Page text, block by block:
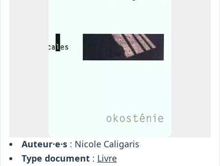
Auteur·e·s: Nicole Caligaris
Type document: Livre